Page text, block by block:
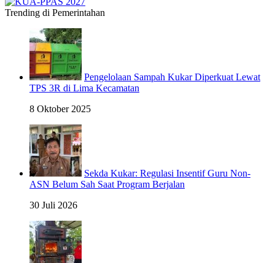
Trending di Pemerintahan
Pengelolaan Sampah Kukar Diperkuat Lewat
TPS 3R di Lima Kecamatan
8 Oktober 2025
Sekda Kukar: Regulasi Insentif Guru Non-
ASN Belum Sah Saat Program Berjalan
30 Juli 2026